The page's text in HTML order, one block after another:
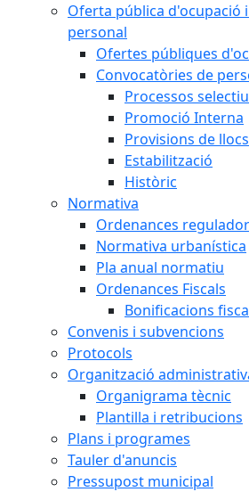
Oferta pública d'ocupació
personal
Ofertes públiques
Convocatòries de
Processos
Promoció Interna
Provisions de
Estabilització
Històric
Normativa
Ordenances
Normativa urbanística
Pla anual normatiu
Ordenances Fiscals
Bonificacions
Convenis i subvencions
Protocols
Organització
Organigrama tècnic
Plantilla i retribucions
Plans i programes
Tauler d'anuncis
Pressupost municipal